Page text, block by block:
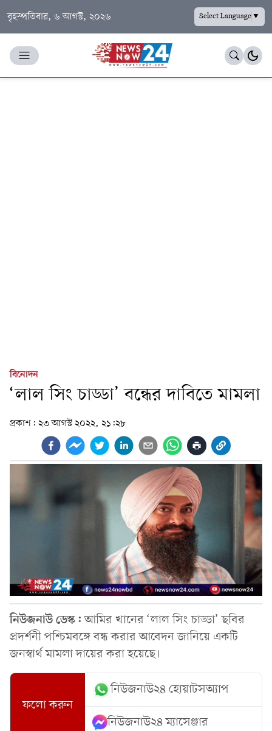
বৃহস্পতিবার, ৬ আগস্ট, ২০২৬ Select Language▼
বিনোদন
‘লাল সিং চাড্ডা’ বন্ধের দাবিতে মামলা
প্রকাশ: ২৩ আগস্ট ২০২২, ২১:২৮
নিউজনাউ ডেস্ক:আমির খানের ‘লাল সিং চাড্ডা’ ছবির
প্রদর্শনী পশ্চিমবঙ্গে বন্ধ করার আবেদন জানিয়ে একটি
জনস্বার্থ মামলা দায়ের করা হয়েছে।
ফলো করুন
নিউজনাউ২৪ হোয়াটসঅ্যাপ
নিউজনাউ২৪ ম্যাসেঞ্জার